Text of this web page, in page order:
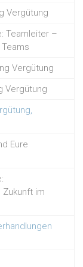
Vergütung
Teamleiter –
Vergütung
Vergütung
Eure
im